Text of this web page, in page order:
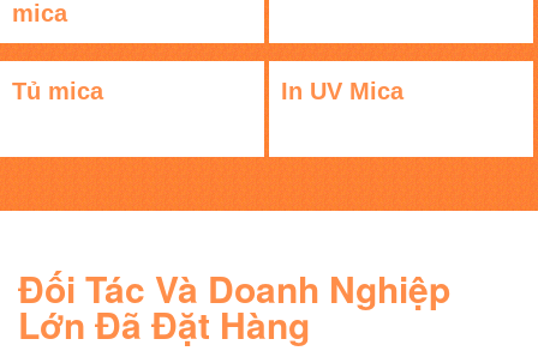
mica
Tủ mica In UV Mica
Đối Tác Và Doanh Nghiệp
Lớn Đã Đặt Hàng